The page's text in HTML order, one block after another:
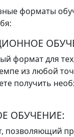
форматы
формат для
из любой
получить
ОБУЧЕНИЕ:
позволяющий